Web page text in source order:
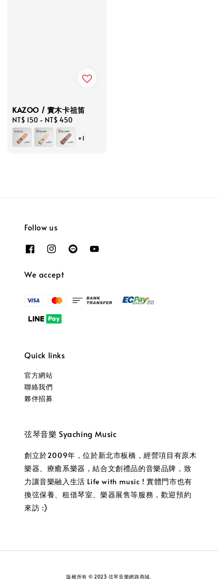
KAZOO / 實木卡祖笛
Regular
price
NT$ 150 - NT$ 450
+1
Follow us
We accept
Quick links
官方網站
聯絡我們
夥伴招募
弦琴音樂 Syaching Music
創立於2009年，位於新北市板橋，經營項目有原木
樂器、療癒系樂器，結合文創禮品的音樂品牌，致
力讓音樂融入生活 Life with music ! 實體門市也有
換弦保養、租借琴室、樂器展售等服務，歡迎預約
來訪 :)
版權所有 © 2023 弦琴音樂網路商城.